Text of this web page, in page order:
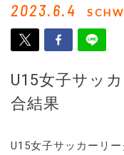
2023.6.4
U15女子サッ
合結果
U15女子サッカーリ